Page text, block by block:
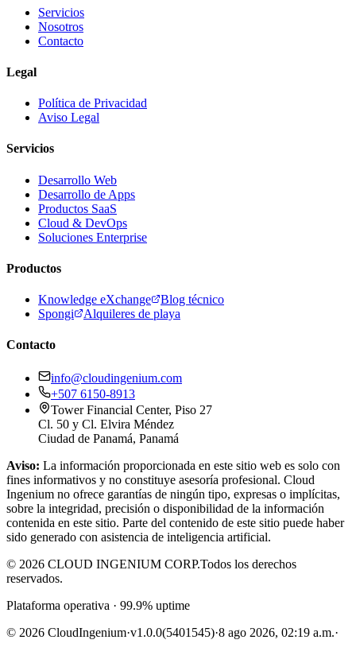
Servicios
Nosotros
Contacto
Legal
Política de Privacidad
Aviso Legal
Servicios
Desarrollo Web
Desarrollo de Apps
Productos SaaS
Cloud & DevOps
Soluciones Enterprise
Productos
Knowledge eXchange
Blog técnico
Spongi
Alquileres de playa
Contacto
info@cloudingenium.com
+507 6150-8913
Tower Financial Center, Piso 27
Cl. 50 y Cl. Elvira Méndez
Ciudad de Panamá, Panamá
Aviso: La información proporcionada en este sitio web es solo con
fines informativos y no constituye asesoría profesional. Cloud
Ingenium no ofrece garantías de ningún tipo, expresas o implícitas,
sobre la integridad, precisión o disponibilidad de la información
contenida en este sitio. Parte del contenido de este sitio puede haber
sido generado con asistencia de inteligencia artificial.
© 2026 CLOUD INGENIUM CORP.Todos los derechos
reservados.
Plataforma operativa · 99.9% uptime
© 2026 CloudIngenium·v1.0.0(5401545)·8 ago 2026, 02:19 a.m.·